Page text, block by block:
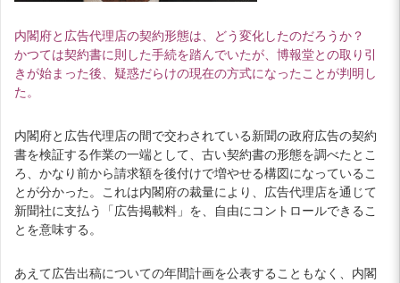
内閣府と広告代理店の契約形態は、どう変化したのだろうか？
かつては契約書に則した手続を踏んでいたが、博報堂との取り引
きが始まった後、疑惑だらけの現在の方式になったことが判明し
た。
内閣府と広告代理店の間で交わされている新聞の政府広告の契約
書を検証する作業の一端として、古い契約書の形態を調べたとこ
ろ、かなり前から請求額を後付けで増やせる構図になっているこ
とが分かった。これは内閣府の裁量により、広告代理店を通じて
新聞社に支払う「広告掲載料」を、自由にコントロールできるこ
とを意味する。
あえて広告出稿についての年間計画を公表することもなく、内閣